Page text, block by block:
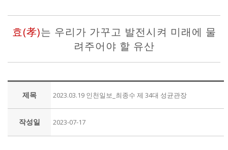
효(孝)는 우리가 가꾸고 발전시켜 미래에 물
려주어야 할 유산
제목 2023.03.19 인천일보_최종수 제 34대 성균관장
작성일 2023-07-17